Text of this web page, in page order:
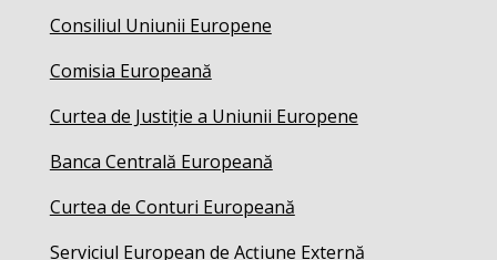
Consiliul Uniunii Europene
Comisia Europeană
Curtea de Justiție a Uniunii Europene
Banca Centrală Europeană
Curtea de Conturi Europeană
Serviciul European de Acțiune Externă